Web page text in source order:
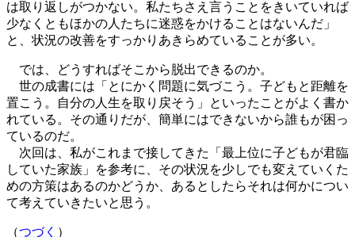
は取り返しがつかない。私たちさえ言うことをきいていれば
少なくともほかの人たちに迷惑をかけることはないんだ」
と、状況の改善をすっかりあきらめていることが多い。
では、どうすればそこから脱出できるのか。
世の成書には「とにかく問題に気づこう。子どもと距離を
置こう。自分の人生を取り戻そう」といったことがよく書か
れている。その通りだが、簡単にはできないから誰もが困っ
ているのだ。
次回は、私がこれまで接してきた「最上位に子どもが君臨
していた家族」を参考に、その状況を少しでも変えていくた
めの方策はあるのかどうか、あるとしたらそれは何かについ
て考えていきたいと思う。
（つづく ）